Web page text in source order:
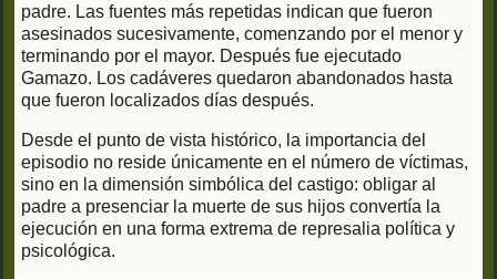
padre. Las fuentes más repetidas indican que fueron
asesinados sucesivamente, comenzando por el menor y
terminando por el mayor. Después fue ejecutado
Gamazo. Los cadáveres quedaron abandonados hasta
que fueron localizados días después.
Desde el punto de vista histórico, la importancia del
episodio no reside únicamente en el número de víctimas,
sino en la dimensión simbólica del castigo: obligar al
padre a presenciar la muerte de sus hijos convertía la
ejecución en una forma extrema de represalia política y
psicológica.